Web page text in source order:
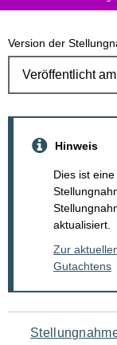
Version der
Hinweis
Dies ist
aktualisiert.
Zur
Gutachtens